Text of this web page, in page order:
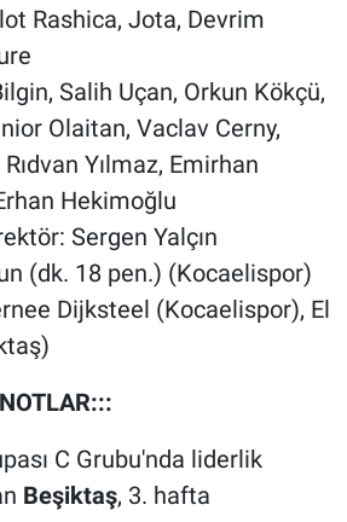
Rashica, Jota, Devrim
Salih Uçan, Orkun Kökçü,
Olaitan, Vaclav Cerny,
Yılmaz, Emirhan
Hekimoğlu
Sergen Yalçın
(dk. 18 pen.) (Kocaelispor)
Dijksteel (Kocaelispor), El
C Grubu'nda liderlik
Beşiktaş, 3. hafta